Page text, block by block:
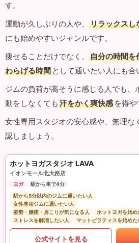
す。
運動が久しぶりの人や、
リラックスし
にも始めやすいジャンルです。
痩せることだけでなく、
自分の時間を
わらげる時間 として通いたい人にも合
ジムの負荷が高そうに感じる人でも、
動をしなくても 汗をかく爽快感 を得や
女性専用スタジオの安心感や、無理な
認しましょう。
ホットヨガスタジオ LAVA
イオンモール北大路店
ヨガ
駅から車で4分
駅から5分以内のジムに通いたい人
女性専用ジムに通いたい人
姿勢・腰痛・肩こりが気になる人
ホットヨガを始め
ストレスを解消したい人
マットピラティスを始めた
公式サイトを見る